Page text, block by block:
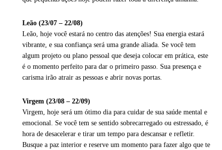
Leão (23/07 – 22/08)
Leão, hoje você estará no centro das atenções! Sua energia estará
vibrante, e sua confiança será uma grande aliada. Se você tem
algum projeto ou plano pessoal que deseja colocar em prática, este
é o momento perfeito para dar o primeiro passo. Sua presença e
carisma irão atrair as pessoas e abrir novas portas.
Virgem (23/08 – 22/09)
Virgem, hoje será um ótimo dia para cuidar de sua saúde mental e
emocional. Se você tem se sentido sobrecarregado ou estressado, é
hora de desacelerar e tirar um tempo para descansar e refletir.
Busque a paz interior e reserve um momento para fazer algo que te